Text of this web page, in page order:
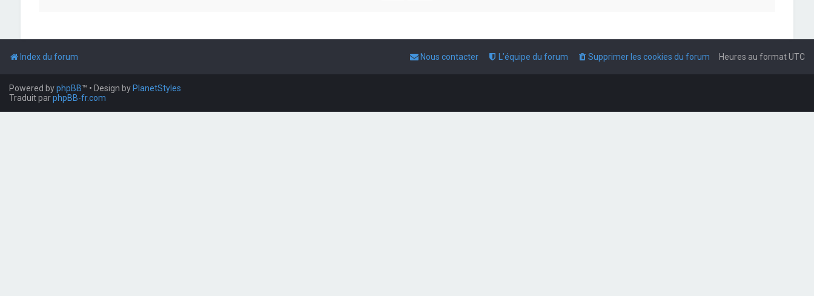
Index du forum Heures au formatUTC
Supprimer les cookies du forum
L’équipe du forum
Nous contacter
Powered byphpBB™ • Design by PlanetStyles
Traduit parphpBB-fr.com